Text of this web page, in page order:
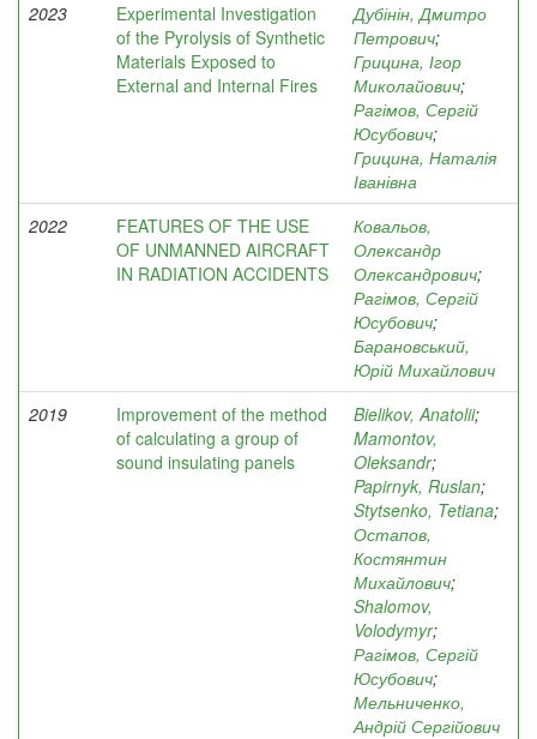
2023
Experimental Investigation
of the Pyrolysis of Synthetic
Materials Exposed to
External and Internal Fires
Дубінін, Дмитро
Петрович;
Грицина, Ігор
Миколайович;
Рагімов, Сергій
Юсубович;
Грицина, Наталія
Іванівна
2022
FEATURES OF THE USE
OF UNMANNED AIRCRAFT
IN RADIATION ACCIDENTS
Ковальов,
Олександр
Олександрович;
Рагімов, Сергій
Юсубович;
Барановський,
Юрій Михайлович
2019
Improvement of the method
of calculating a group of
sound insulating panels
Bielikov, Anatolii;
Mamontov,
Oleksandr;
Papirnyk, Ruslan;
Stytsenko, Tetiana;
Остапов,
Костянтин
Михайлович;
Shalomov,
Volodymyr;
Рагімов, Сергій
Юсубович;
Мельниченко,
Андрій Сергійович